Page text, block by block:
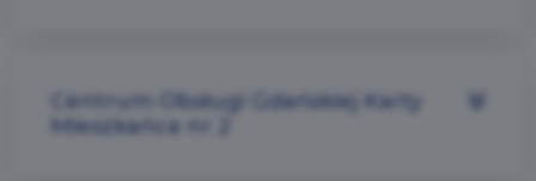
Centrum Obsługi Gdańskiej Karty
Mieszkańca nr 2